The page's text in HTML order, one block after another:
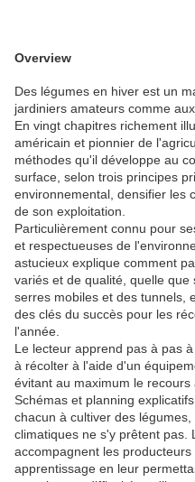
Overview
Des légumes en hiver est un
jardiniers amateurs comme
En vingt chapitres richement
américain et pionnier de
méthodes qu'il développe au
surface, selon trois principes
environnemental, densifier les
de son exploitation.
Particulièrement connu pour
et respectueuses de
astucieux explique comment
variés et de qualité, quelle
serres mobiles et des tunnels,
des clés du succès pour les
l'année.
Le lecteur apprend pas à pas
à récolter à l'aide d'un
évitant au maximum le recours
Schémas et planning
chacun à cultiver des
climatiques ne s'y prêtent pas.
accompagnent les
apprentissage en leur